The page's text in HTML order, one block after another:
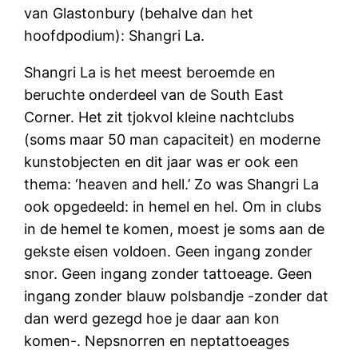
van Glastonbury (behalve dan het
hoofdpodium): Shangri La.
Shangri La is het meest beroemde en
beruchte onderdeel van de South East
Corner. Het zit tjokvol kleine nachtclubs
(soms maar 50 man capaciteit) en moderne
kunstobjecten en dit jaar was er ook een
thema: ‘heaven and hell.’ Zo was Shangri La
ook opgedeeld: in hemel en hel. Om in clubs
in de hemel te komen, moest je soms aan de
gekste eisen voldoen. Geen ingang zonder
snor. Geen ingang zonder tattoeage. Geen
ingang zonder blauw polsbandje -zonder dat
dan werd gezegd hoe je daar aan kon
komen-. Nepsnorren en neptattoeages